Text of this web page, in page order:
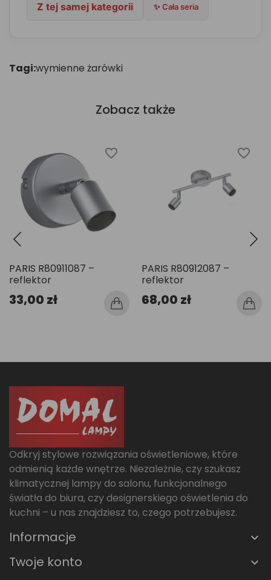
Z tej samej kategorii ✨ Cała seria
Tagi:wymienne żarówki
Zobacz także
favorite_border
PARIS R80911087 –
reflektor
33,00 zł
favorite_border
PARIS R80912087 –
reflektor
68,00 zł
Odkryj stylowe rozwiązania oświetleniowe, które
odmienią każde wnętrze. Niezależnie, czy szukasz
klimatycznej lampy do salonu, funkcjonalnego
światła do biura, czy designerskiego oświetlenia do
kuchni – u nas znajdziesz to, czego potrzebujesz.
Informacje
Twoje konto